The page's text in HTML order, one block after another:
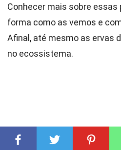
Conhecer mais sobre essas
forma como as vemos e
Afinal, até mesmo as ervas
no ecossistema.